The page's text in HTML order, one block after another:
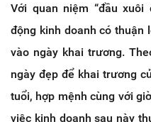
Với quan niệm “đầu
động kinh doanh có thuận
vào ngày khai trương.
ngày đẹp để khai trương
tuổi, hợp mệnh cùng với
việc kinh doanh sau này